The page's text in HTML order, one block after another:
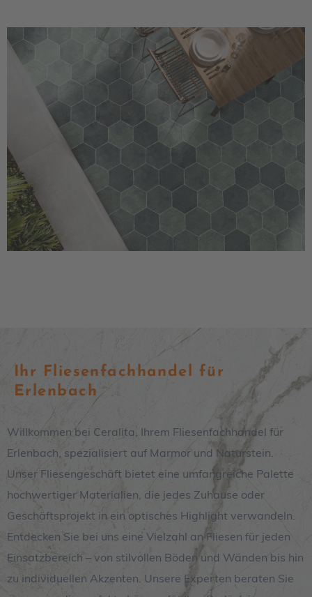
Ihr Fliesenfachhandel für
Erlenbach
Willkommen bei Ceralita, Ihrem Fliesenfachhandel für
Erlenbach, spezialisiert auf Marmor und Naturstein.
Unser Fliesengeschäft bietet eine umfangreiche Palette
hochwertiger Materialien, die jedes Zuhause oder
Geschäftsprojekt in ein optisches Highlight verwandeln.
Entdecken Sie bei uns eine Vielzahl an Fliesen für jeden
Einsatzbereich – von stilvollen Böden und Wänden bis hin
zu individuellen Akzenten. Unsere Experten beraten Sie